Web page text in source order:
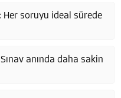
Her soruyu ideal sürede
anında daha sakin